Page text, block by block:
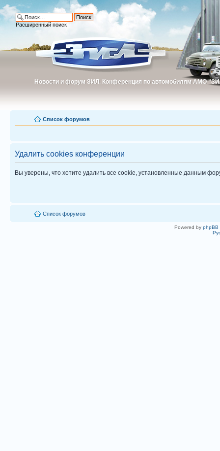
Новости и форум ЗИЛ. Конференция по автомобилям АМО
Новости и форум ЗИЛ. Конференция по автомобилям АМО
Расширенный поиск
Список форумов
Удалить cookies конференции
Вы уверены, что хотите удалить все cookie, установленные данным
Список форумов
Powered by phpBB